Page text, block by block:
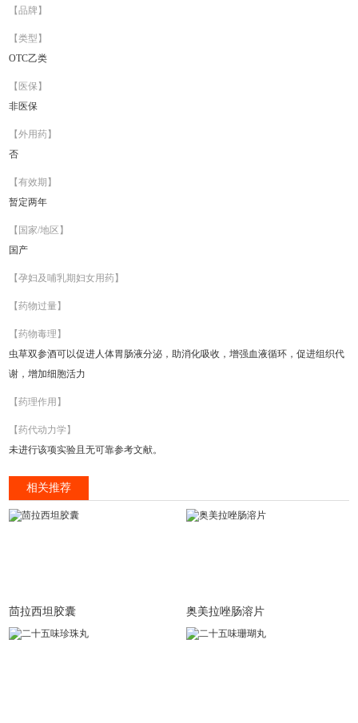
【品牌】
【类型】
OTC乙类
【医保】
非医保
【外用药】
否
【有效期】
暂定两年
【国家/地区】
国产
【孕妇及哺乳期妇女用药】
【药物过量】
【药物毒理】
虫草双参酒可以促进人体胃肠液分泌，助消化吸收，增强血液循环，促进组织代
谢，增加细胞活力
【药理作用】
【药代动力学】
未进行该项实验且无可靠参考文献。
相关推荐
茴拉西坦胶囊 奥美拉唑肠溶片